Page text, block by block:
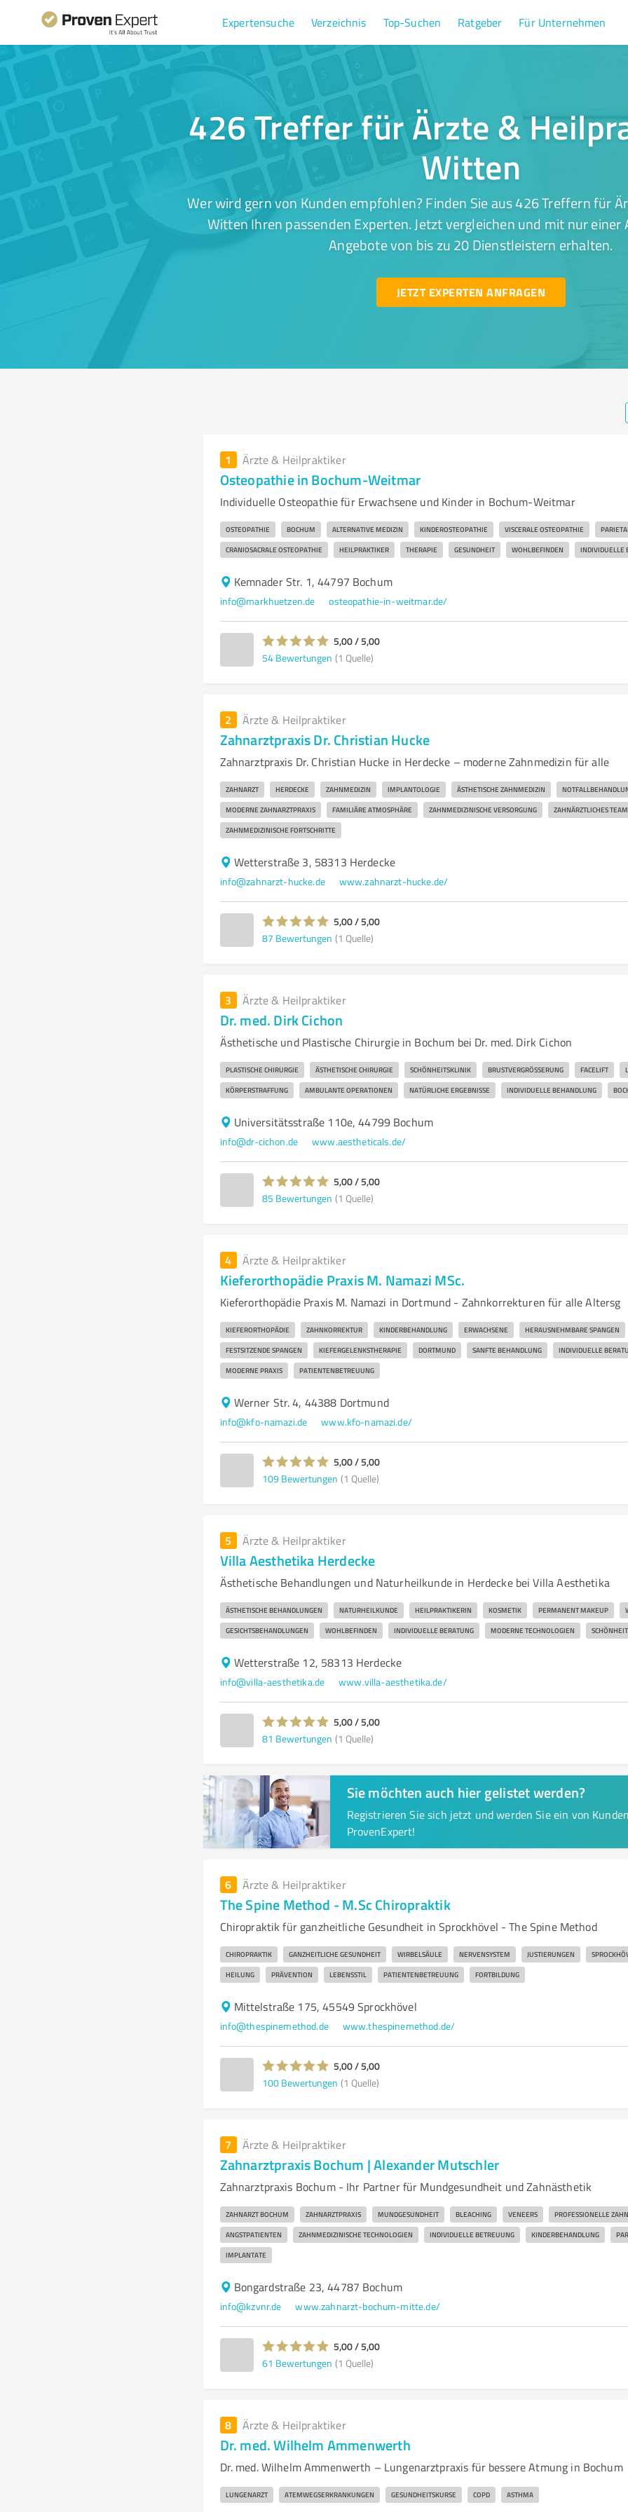
Expertensuche Verzeichnis Top-Suchen Ratgeber Für Unternehmen
426 Treffer für Ärzte &
Witten
Wer wird gern von Kunden empfohlen? Finden Sie aus 426 Treffern für
Witten Ihren passenden Experten. Jetzt vergleichen und mit nur
Angebote von bis zu 20 Dienstleistern erhalten.
JETZT EXPERTEN ANFRAGEN
1 Ärzte & Heilpraktiker
Osteopathie in Bochum-Weitmar
Individuelle Osteopathie für Erwachsene und Kinder in Bochum-Weitmar
OSTEOPATHIE BOCHUM ALTERNATIVE MEDIZIN KINDEROSTEOPATHIE VISCERALE OSTEOPATHIE
CRANIOSACRALE OSTEOPATHIE HEILPRAKTIKER THERAPIE GESUNDHEIT WOHLBEFINDEN INDIVIDUELLE
Kemnader Str. 1, 44797 Bochum
info@markhuetzen.de osteopathie-in-weitmar.de/
5,00 / 5,00
54 Bewertungen (1 Quelle)
2 Ärzte & Heilpraktiker
Zahnarztpraxis Dr. Christian Hucke
Zahnarztpraxis Dr. Christian Hucke in Herdecke – moderne Zahnmedizin für alle
ZAHNARZT HERDECKE ZAHNMEDIZIN IMPLANTOLOGIE ÄSTHETISCHE ZAHNMEDIZIN
MODERNE ZAHNARZTPRAXIS FAMILIÄRE ATMOSPHÄRE ZAHNMEDIZINISCHE VERSORGUNG ZAHNÄRZTLICHES TEAM
ZAHNMEDIZINISCHE FORTSCHRITTE
Wetterstraße 3, 58313 Herdecke
info@zahnarzt-hucke.de www.zahnarzt-hucke.de/
5,00 / 5,00
87 Bewertungen (1 Quelle)
3 Ärzte & Heilpraktiker
Dr. med. Dirk Cichon
Ästhetische und Plastische Chirurgie in Bochum bei Dr. med. Dirk Cichon
PLASTISCHE CHIRURGIE ÄSTHETISCHE CHIRURGIE SCHÖNHEITSKLINIK BRUSTVERGRÖSSERUNG FACELIFT
KÖRPERSTRAFFUNG AMBULANTE OPERATIONEN NATÜRLICHE ERGEBNISSE INDIVIDUELLE BEHANDLUNG
Universitätsstraße 110e, 44799 Bochum
info@dr-cichon.de www.aestheticals.de/
5,00 / 5,00
85 Bewertungen (1 Quelle)
4 Ärzte & Heilpraktiker
Kieferorthopädie Praxis M. Namazi MSc.
Kieferorthopädie Praxis M. Namazi in Dortmund - Zahnkorrekturen für alle Altersg
KIEFERORTHOPÄDIE ZAHNKORREKTUR KINDERBEHANDLUNG ERWACHSENE HERAUSNEHMBARE SPANGEN
FESTSITZENDE SPANGEN KIEFERGELENKSTHERAPIE DORTMUND SANFTE BEHANDLUNG INDIVIDUELLE
MODERNE PRAXIS PATIENTENBETREUUNG
Werner Str. 4, 44388 Dortmund
info@kfo-namazi.de www.kfo-namazi.de/
5,00 / 5,00
109 Bewertungen (1 Quelle)
5 Ärzte & Heilpraktiker
Villa Aesthetika Herdecke
Ästhetische Behandlungen und Naturheilkunde in Herdecke bei Villa Aesthetika
ÄSTHETISCHE BEHANDLUNGEN NATURHEILKUNDE HEILPRAKTIKERIN KOSMETIK PERMANENT MAKEUP
GESICHTSBEHANDLUNGEN WOHLBEFINDEN INDIVIDUELLE BERATUNG MODERNE TECHNOLOGIEN SCHÖNHEIT
Wetterstraße 12, 58313 Herdecke
info@villa-aesthetika.de www.villa-aesthetika.de/
5,00 / 5,00
81 Bewertungen (1 Quelle)
Sie möchten auch hier gelistet werden?
Registrieren Sie sich jetzt und werden Sie ein von
ProvenExpert!
6 Ärzte & Heilpraktiker
The Spine Method - M.Sc Chiropraktik
Chiropraktik für ganzheitliche Gesundheit in Sprockhövel - The Spine Method
CHIROPRAKTIK GANZHEITLICHE GESUNDHEIT WIRBELSÄULE NERVENSYSTEM JUSTIERUNGEN
HEILUNG PRÄVENTION LEBENSSTIL PATIENTENBETREUUNG FORTBILDUNG
Mittelstraße 175, 45549 Sprockhövel
info@thespinemethod.de www.thespinemethod.de/
5,00 / 5,00
100 Bewertungen (1 Quelle)
7 Ärzte & Heilpraktiker
Zahnarztpraxis Bochum | Alexander Mutschler
Zahnarztpraxis Bochum - Ihr Partner für Mundgesundheit und Zahnästhetik
ZAHNARZT BOCHUM ZAHNARZTPRAXIS MUNDGESUNDHEIT BLEACHING VENEERS PROFESSIONELLE
ANGSTPATIENTEN ZAHNMEDIZINISCHE TECHNOLOGIEN INDIVIDUELLE BETREUUNG KINDERBEHANDLUNG
IMPLANTATE
Bongardstraße 23, 44787 Bochum
info@kzvnr.de www.zahnarzt-bochum-mitte.de/
5,00 / 5,00
61 Bewertungen (1 Quelle)
8 Ärzte & Heilpraktiker
Dr. med. Wilhelm Ammenwerth
Dr. med. Wilhelm Ammenwerth – Lungenarztpraxis für bessere Atmung in Bochum
LUNGENARZT ATEMWEGSERKRANKUNGEN GESUNDHEITSKURSE COPD ASTHMA